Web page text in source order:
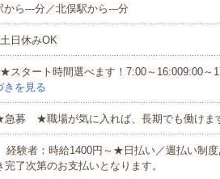
ら---分／北俣駅から---分
日休みOK
タート時間選べます！7:00～16:009:00～
きを見る
募 ★職場が気に入れば、長期でも働けま
験者：時給1400円～★日払い／週払い制度
了次第のお支払いとなります。